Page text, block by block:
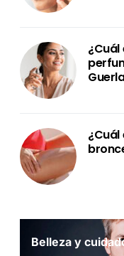
¿Cuál
¿Cuál
Belleza y